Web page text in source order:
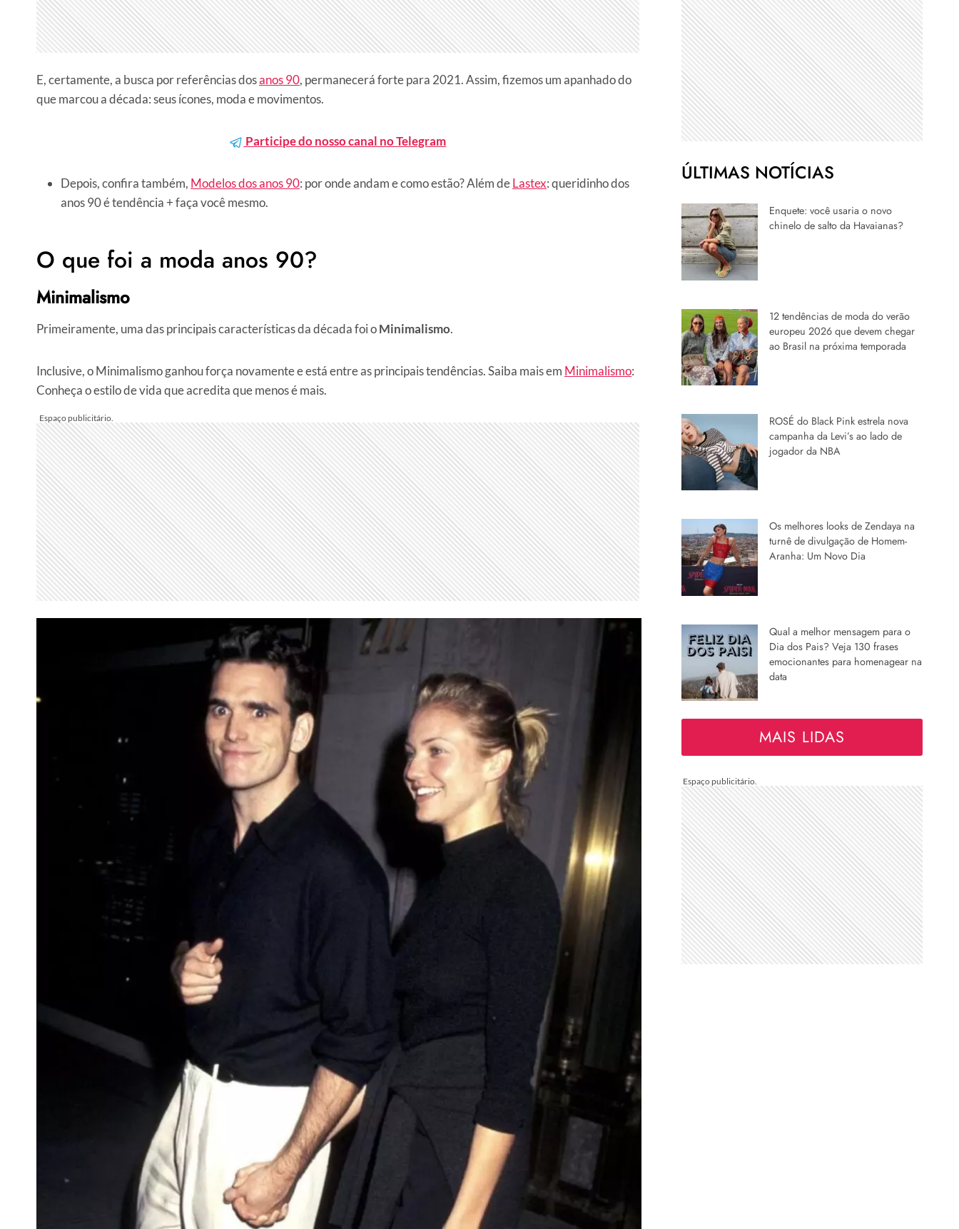
E, certamente, a busca por referências dosanos 90, permanecerá forte para 2021. Assim, fizemos um apanhado do
que marcou a década: seus ícones, moda e movimentos.
Participe do nosso canal no Telegram
Depois, confira também, Modelos dos anos 90: por onde andam e como estão? Além deLastex: queridinho dos
anos 90 é tendência + faça você mesmo.
O que foi a moda anos 90?
Minimalismo
Primeiramente, uma das principais características da década foi oMinimalismo.
Inclusive, o Minimalismo ganhou força novamente e está entre as principais tendências. Saiba mais em Minimalismo:
Conheça o estilo de vida que acredita que menos é mais.
ÚLTIMAS NOTÍCIAS
Enquete: você usaria o novo
chinelo de salto da Havaianas?
12 tendências de moda do verão
europeu 2026 que devem chegar
ao Brasil na próxima temporada
ROSÉ do Black Pink estrela nova
campanha da Levi’s ao lado de
jogador da NBA
Os melhores looks de Zendaya na
turnê de divulgação de Homem-
Aranha: Um Novo Dia
Qual a melhor mensagem para o
Dia dos Pais? Veja 130 frases
emocionantes para homenagear na
data
MAIS LIDAS